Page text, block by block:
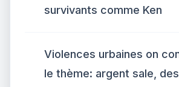
survivants comme Ken
Violences urbaines on
le thème: argent sale, des